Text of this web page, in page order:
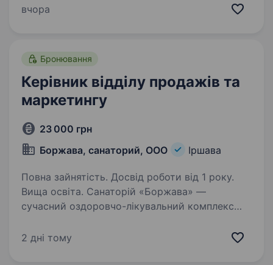
з клієнтами — ми чекаємо саме на вас. Ваша
вчора
Бронювання
Керівник відділу продажів та
маркетингу
23 000 грн
Боржава, санаторий, ООО
Іршава
Повна зайнятість. Досвід роботи від 1 року.
Вища освіта. Санаторій «Боржава» —
сучасний оздоровчо-лікувальний комплекс
продажів та маркетингу. Ми шукаємо
2 дні тому